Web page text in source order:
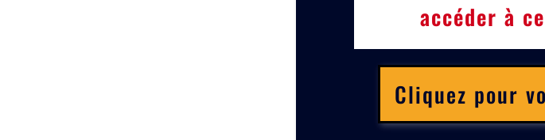
accéder à
Cliquez pour